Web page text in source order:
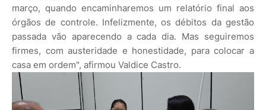
março, quando encaminharemos um relatório final aos
órgãos de controle. Infelizmente, os débitos da gestão
passada vão aparecendo a cada dia. Mas seguiremos
firmes, com austeridade e honestidade, para colocar a
casa em ordem", afirmou Valdice Castro.